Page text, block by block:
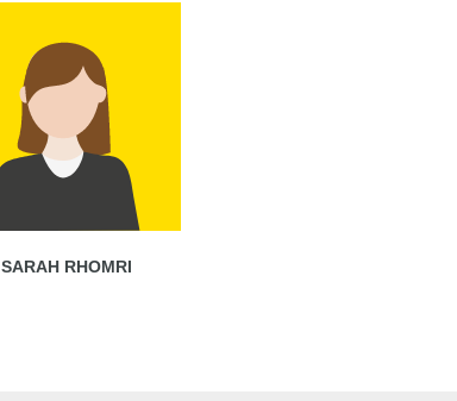
SARAH RHOMRI